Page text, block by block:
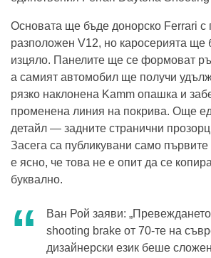
Основата ще бъде донорско Ferrari с
разположен V12, но каросерията ще
изцяло. Панелите ще се формоват
а самият автомобил ще получи
рязко наклонена Kamm опашка и
променена линия на покрива. Още
детайл — задните странични
Засега са публикувани само
е ясно, че това не е опит да се
буквално.
Ван Рой заяви:
shooting brake от 70-те на
дизайнерски език беше